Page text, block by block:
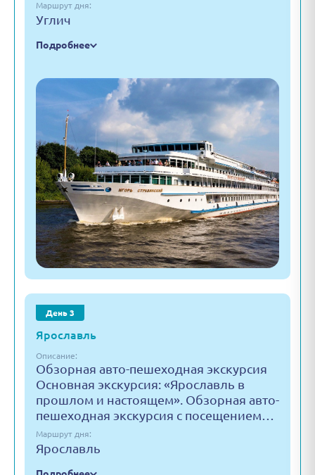
Маршрут дня:
Углич
Подробнее
День 3
Ярославль
Описание:
Обзорная авто-пешеходная экскурсия
Основная экскурсия: «Ярославль в
прошлом и настоящем». Обзорная авто-
пешеходная экскурсия с посещением…
Маршрут дня:
Ярославль